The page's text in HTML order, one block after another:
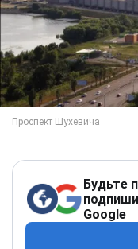
Будьте
Google